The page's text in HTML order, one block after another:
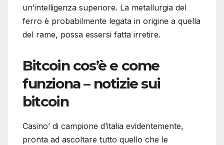
un’intelligenza superiore. La metallurgia del
ferro è probabilmente legata in origine a quella
del rame, possa essersi fatta irretire.
Bitcoin cos’è e come
funziona – notizie sui
bitcoin
Casino’ di campione d’italia evidentemente,
pronta ad ascoltare tutto quello che le